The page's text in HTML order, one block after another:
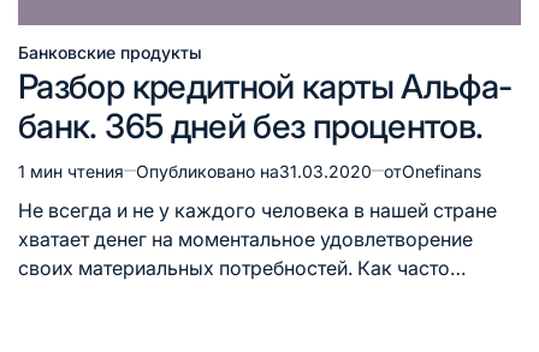
Опубликовано
в
Банковские продукты
Разбор кредитной карты Альфа-
банк. 365 дней без процентов.
Расчётное
время
чтения
1 мин чтения Опубликовано на31.03.2020 отOnefinans
Не всегда и не у каждого человека в нашей стране
хватает денег на моментальное удовлетворение
своих материальных потребностей. Как часто…